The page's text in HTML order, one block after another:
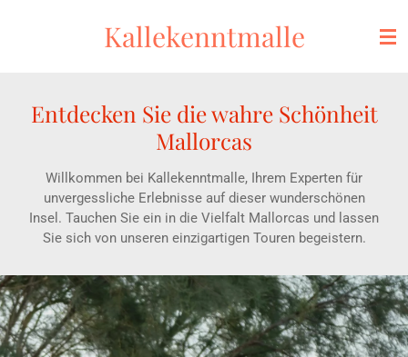
Kallekenntmalle
Entdecken Sie die wahre Schönheit
Mallorcas
Willkommen bei Kallekenntmalle, Ihrem Experten für
unvergessliche Erlebnisse auf dieser wunderschönen
Insel. Tauchen Sie ein in die Vielfalt Mallorcas und lassen
Sie sich von unseren einzigartigen Touren begeistern.